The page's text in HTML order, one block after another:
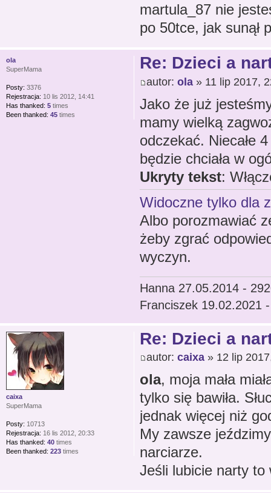
martula_87 nie
po 50tce, jak sunął
Re: Dzieci a
autor: ola» 11 lip 2017,
Jako że już
mamy wielką
odczekać. Niecałe
będzie chciała w
Ukryty tekst:
Widoczne tylko dla
Albo porozmawiać
żeby zgrać
wyczyn.
Hanna 27.05.2014 -
Franciszek 19.02.2021
ola
SuperMama
Posty: 3376
Rejestracja: 10 lis 2012, 14:41
Has thanked: 5 times
Been thanked: 45 times
Re: Dzieci a
autor: caixa» 12 lip
ola, moja mała
tylko się bawiła.
jednak więcej niż
My zawsze
narciarze.
Jeśli lubicie narty to
caixa
SuperMama
Posty: 10713
Rejestracja: 16 lis 2012, 20:33
Has thanked: 40 times
Been thanked: 223 times